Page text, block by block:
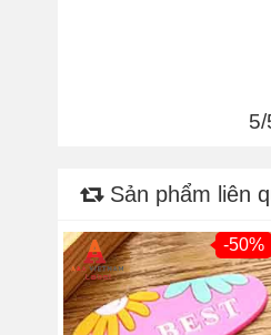
Sản phẩm liên
-50%